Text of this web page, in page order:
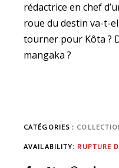
rédactrice en chef
roue du destin va-t-
tourner pour Kôta ?
mangaka ?
CATÉGORIES :
AVAILABILITY: RUPTURE